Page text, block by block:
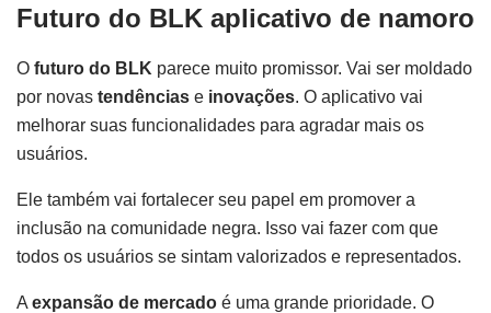
Futuro do BLK aplicativo de namoro
O futuro do BLK parece muito promissor. Vai ser moldado
por novas tendências e inovações. O aplicativo vai
melhorar suas funcionalidades para agradar mais os
usuários.
Ele também vai fortalecer seu papel em promover a
inclusão na comunidade negra. Isso vai fazer com que
todos os usuários se sintam valorizados e representados.
A expansão de mercado é uma grande prioridade. O